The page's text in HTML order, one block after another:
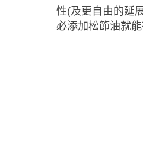
性(及更自由的延
必添加松節油就